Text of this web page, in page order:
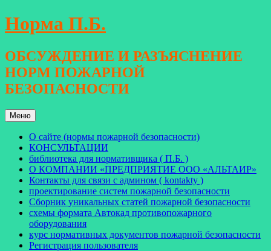
Перейти
к
Норма П.Б.
ОБСУЖДЕНИЕ И РАЗЪЯСНЕНИЕ
НОРМ ПОЖАРНОЙ
БЕЗОПАСНОСТИ
Меню
О сайте (нормы пожарной безопасности)
КОНСУЛЬТАЦИИ
библиотека для нормативщика ( П.Б. )
О КОМПАНИИ «ПРЕДПРИЯТИЕ ООО «АЛЬТАИР»
Контакты для связи с админом ( kontakty )
проектирование систем пожарной безопасности
Сборник уникальных статей пожарной безопасности
схемы формата Автокад противопожарного
оборудования
курс нормативных документов пожарной безопасности
Регистрация пользователя